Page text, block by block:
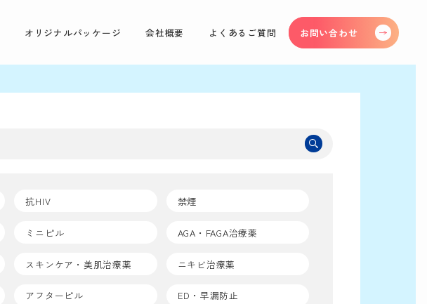
オリジナルパッケージ 会社概要 よくあるご質問 お問い合わせ
抗HIV 禁煙
ミニピル AGA・FAGA治療薬
スキンケア・美肌治療薬 ニキビ治療薬
アフターピル ED・早漏防止